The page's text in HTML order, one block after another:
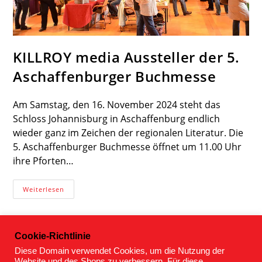
KILLROY media Aussteller der 5.
Aschaffenburger Buchmesse
Am Samstag, den 16. November 2024 steht das
Schloss Johannisburg in Aschaffenburg endlich
wieder ganz im Zeichen der regionalen Literatur. Die
5. Aschaffenburger Buchmesse öffnet um 11.00 Uhr
ihre Pforten…
Weiterlesen
Media
Der
Aschaffenburger
Buchmesse
Cookie-Richtlinie
Diese Domain verwendet Cookies, um die Nutzung der